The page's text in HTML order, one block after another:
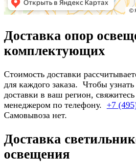
Доставка опор
комплектующих
Стоимость доставки
для каждого заказа. Чтобы
доставки в ваш регион,
менеджером по телефону. +7
Самовывоза нет.
Доставка
освещения